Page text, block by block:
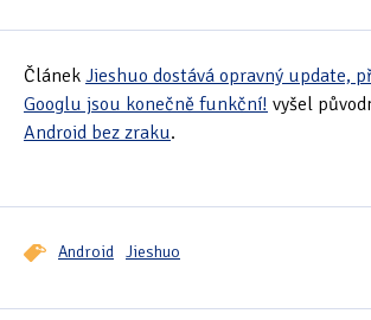
Článek Jieshuo dostává opravný update,
Googlu jsou konečně funkční! vyšel
Android bez zraku.
Android Jieshuo